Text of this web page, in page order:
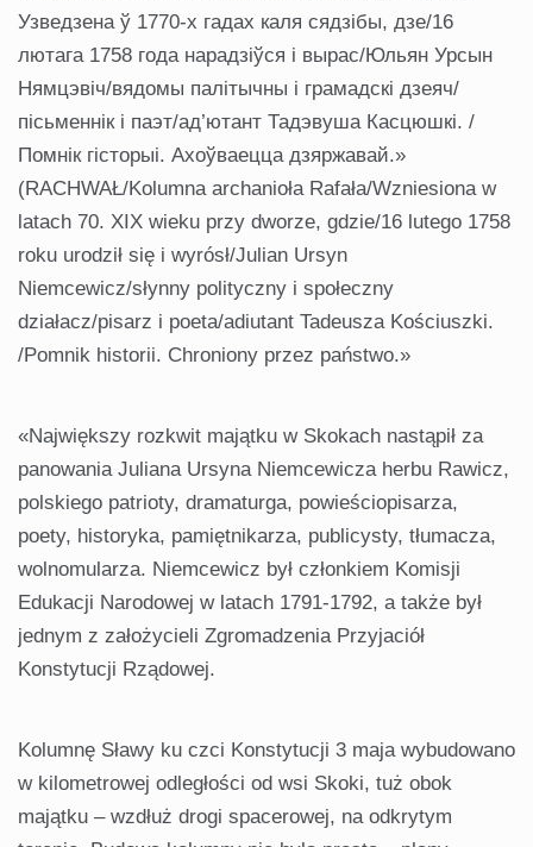
Узведзена ў 1770-х гадах каля сядзібы, дзе/16
лютага 1758 года нарадзіўся і вырас/Юльян Урсын
Нямцэвіч/вядомы палітычны і грамадскі дзеяч/
пісьменнік і паэт/ад’ютант Тадэвуша Касцюшкі. /
Помнік гісторыі. Ахоўваецца дзяржавай.»
(RACHWAŁ/Kolumna archanioła Rafała/Wzniesiona w
latach 70. XIX wieku przy dworze, gdzie/16 lutego 1758
roku urodził się i wyrósł/Julian Ursyn
Niemcewicz/słynny polityczny i społeczny
działacz/pisarz i poeta/adiutant Tadeusza Kościuszki.
/Pomnik historii. Chroniony przez państwo.»
«Największy rozkwit majątku w Skokach nastąpił za
panowania Juliana Ursyna Niemcewicza herbu Rawicz,
polskiego patrioty, dramaturga, powieściopisarza,
poety, historyka, pamiętnikarza, publicysty, tłumacza,
wolnomularza. Niemcewicz był członkiem Komisji
Edukacji Narodowej w latach 1791-1792, a także był
jednym z założycieli Zgromadzenia Przyjaciół
Konstytucji Rządowej.
Kolumnę Sławy ku czci Konstytucji 3 maja wybudowano
w kilometrowej odległości od wsi Skoki, tuż obok
majątku – wzdłuż drogi spacerowej, na odkrytym